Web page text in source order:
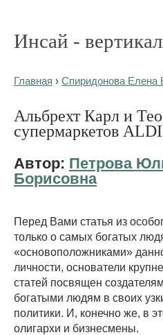
Инсай -
Главная › Спиридонова Елена
Альбрехт Карл и
супермаркетов ALDI
Автор: Петрова
Борисовна
Перед Вами статья из
только о самых богатых
«основоположниками»
личности, основатели
статей посвящен
богатыми людям в своих
политики. И, конечно же, в
олигархи и бизнесмены.